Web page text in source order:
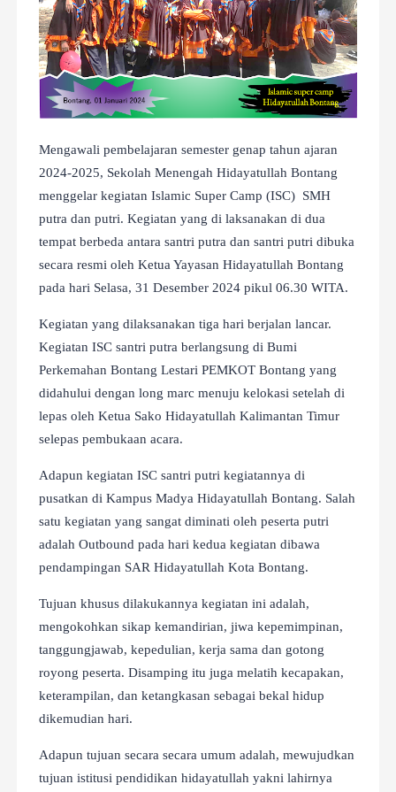
Mengawali pembelajaran semester genap tahun ajaran
2024-2025, Sekolah Menengah Hidayatullah Bontang
menggelar kegiatan Islamic Super Camp (ISC) SMH
putra dan putri. Kegiatan yang di laksanakan di dua
tempat berbeda antara santri putra dan santri putri dibuka
secara resmi oleh Ketua Yayasan Hidayatullah Bontang
pada hari Selasa, 31 Desember 2024 pikul 06.30 WITA.
Kegiatan yang dilaksanakan tiga hari berjalan lancar.
Kegiatan ISC santri putra berlangsung di Bumi
Perkemahan Bontang Lestari PEMKOT Bontang yang
didahului dengan long marc menuju kelokasi setelah di
lepas oleh Ketua Sako Hidayatullah Kalimantan Timur
selepas pembukaan acara.
Adapun kegiatan ISC santri putri kegiatannya di
pusatkan di Kampus Madya Hidayatullah Bontang. Salah
satu kegiatan yang sangat diminati oleh peserta putri
adalah Outbound pada hari kedua kegiatan dibawa
pendampingan SAR Hidayatullah Kota Bontang.
Tujuan khusus dilakukannya kegiatan ini adalah,
mengokohkan sikap kemandirian, jiwa kepemimpinan,
tanggungjawab, kepedulian, kerja sama dan gotong
royong peserta. Disamping itu juga melatih kecapakan,
keterampilan, dan ketangkasan sebagai bekal hidup
dikemudian hari.
Adapun tujuan secara secara umum adalah, mewujudkan
tujuan istitusi pendidikan hidayatullah yakni lahirnya